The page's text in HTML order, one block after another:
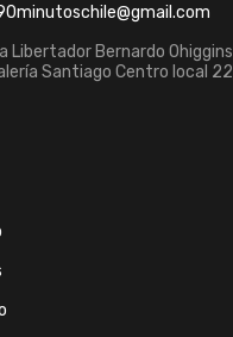
Libertador Bernardo Ohiggins
Santiago Centro local 22